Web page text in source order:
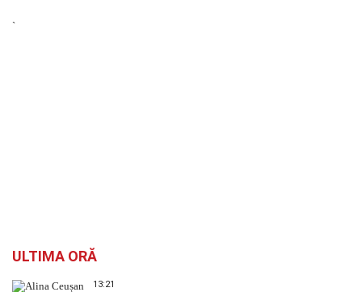
`
ULTIMA ORĂ
13:21